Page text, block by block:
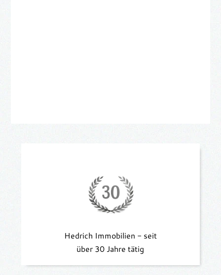
Hedrich Immobilien - seit
über 30 Jahre tätig